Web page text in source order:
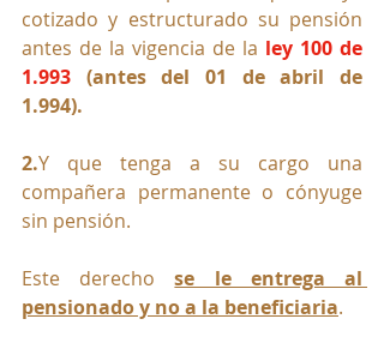
cotizado y estructurado su pensión
antes de la vigencia de la ley 100 de
1.993 (antes del 01 de abril de
1.994).
2.Y que tenga a su cargo una
compañera permanente o cónyuge
sin pensión.
Este derecho se le entrega al
pensionado y no a la beneficiaria.